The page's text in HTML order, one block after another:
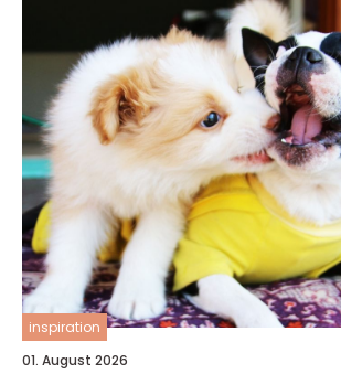
inspiration
01. August 2026